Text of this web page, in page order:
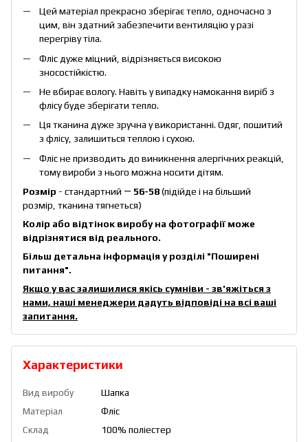
Цей матеріал прекрасно зберігає тепло, одночасно з
цим, він здатний забезпечити вентиляцію у разі
перегріву тіла.
Фліс дуже міцний, відрізняється високою
зносостійкістю.
Не вбирає вологу. Навіть у випадку намокання виріб з
флісу буде зберігати тепло.
Ця тканина дуже зручна у використанні. Одяг, пошитий
з флісу, залишиться теплою і сухою.
Фліс не призводить до виникнення алергічних реакцій,
тому вироби з нього можна носити дітям.
Розмір - стандартний ― 56-58(підійде і на більший
розмір, тканина тягнеться)
Колір або відтінок виробу на фотографії може
відрізнятися від реального.
Більш детальна інформація у розділі "Поширені
питання".
Якщо у вас залишилися якісь сумніви - зв'яжіться з
нами, наші менеджери дадуть відповіді на всі ваші
запитання.
Характеристики
Вид виробу
Шапка
Матеріал
Фліс
Склад
100% поліестер